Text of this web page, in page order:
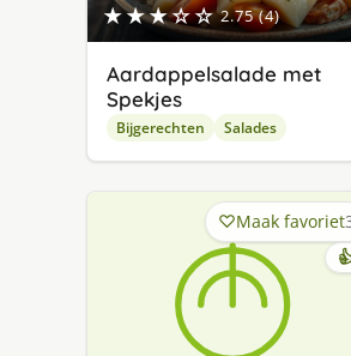
★★★☆☆ 2.75 (4)
Aardappelsalade met
Spekjes
Bijgerechten Salades
Maak favoriet